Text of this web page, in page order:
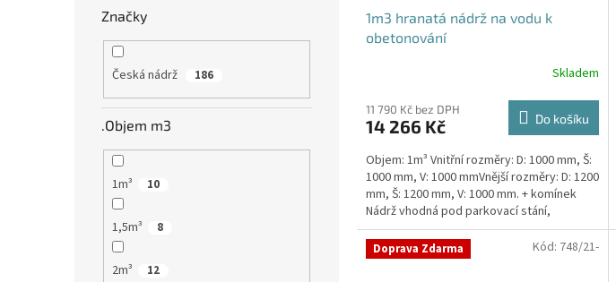
Značky
Česká nádrž 186
.Objem m3
1m³ 10
1,5m³ 8
2m³ 12
1m3 hranatá nádrž na vodu k
obetonování
Skladem
11 790 Kč bez DPH
14 266 Kč Do košíku
Objem: 1m³ Vnitřní rozměry: D: 1000 mm, Š:
1000 mm, V: 1000 mmVnější rozměry: D: 1200
mm, Š: 1200 mm, V: 1000 mm. + komínek
Nádrž vhodná pod parkovací stání,
komunikace i terasy...
Doprava Zdarma Kód: 748/21-